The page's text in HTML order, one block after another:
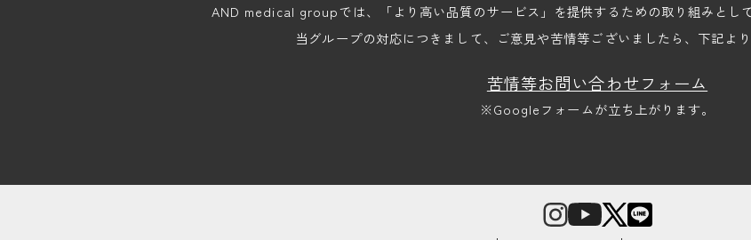
AND medical groupでは、「より高い品質のサービス」を提供するための取り組みとし
当グループの対応につきまして、ご意見や苦情等ございましたら、下記よ
苦情等お問い合わせフォーム
※Googleフォームが立ち上がります。